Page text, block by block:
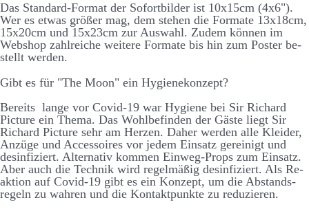
Das Standard-Format der Sofort­bilder ist 10x15cm (4x6").
Wer es etwas größer mag, dem stehen die Formate 13x18cm,
15x20cm und 15x23cm zur Aus­wahl. Zudem können im
Web­shop zahl­reiche weitere Formate bis hin zum Poster be­
stellt werden.
Gibt es für "The Moon" ein Hygiene­konzept?
Bereits lange vor Covid-19 war Hygiene bei Sir Richard
Picture ein Thema. Das Wohl­be­finden der Gäste liegt Sir
Richard Picture sehr am Herzen. Daher werden alle Kleider,
An­züge und Accessoires vor jedem Ein­satz ge­reinigt und
des­infiz­iert. Alternativ kommen Ein­weg-Props zum Ein­satz.
Aber auch die Technik wird regel­mäßig des­infiziert. Als Re­
aktion auf Covid-19 gibt es ein Konzept, um die Ab­stands­
regeln zu wahren und die Kontakt­punkte zu re­duzieren.